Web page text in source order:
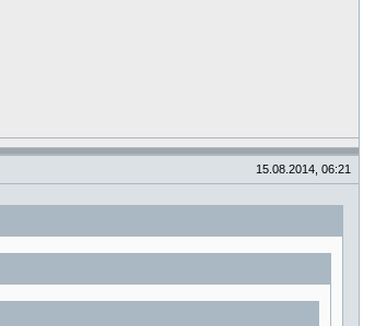
15.08.2014, 06:21